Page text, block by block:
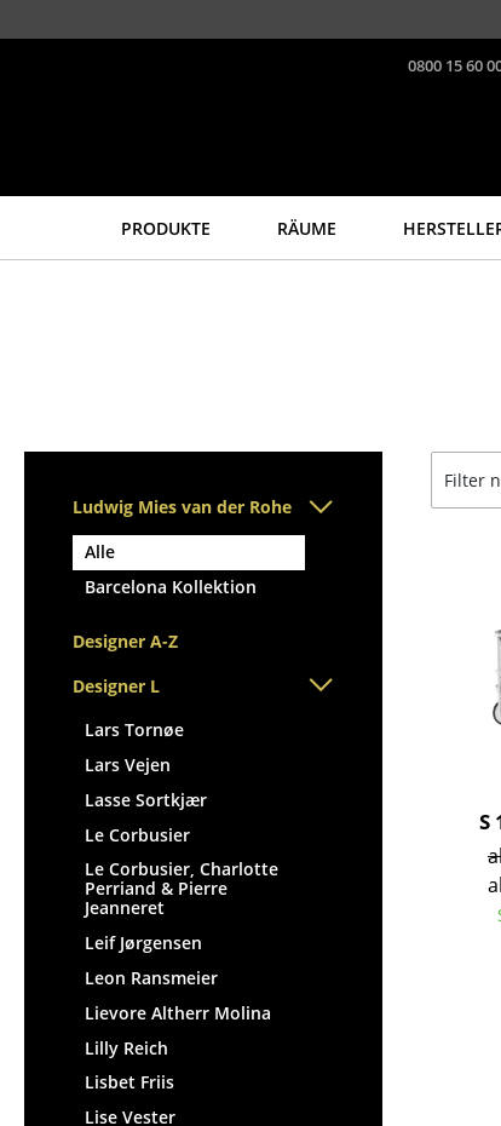
0800 15 60
PRODUKTE RÄUME
Stühle
Hocker
Bänke & Liegen
Sitzsäcke
Kinderstühle
Schaukelstühle
Bürodrehstühle
Konferenzstühle
Bürosessel
Einzelteile
... alle Sitzmöbel
Sekretäre & PC-
Konferenztische
Einzelteile
Ludwig Mies van der Rohe
Alle
Barcelona Kollektion
Designer A-Z
Designer L
Lars Tornøe
Lars Vejen
Lasse Sortkjær
Le Corbusier
Le Corbusier, Charlotte
Perriand & Pierre
Jeanneret
Leif Jørgensen
Leon Ransmeier
Lievore Altherr Molina
Lilly Reich
Lisbet Friis
Lise Vester
Filter
S